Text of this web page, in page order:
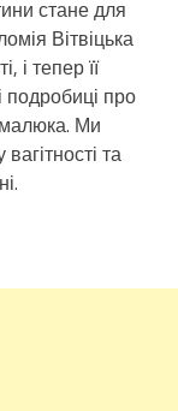
стане для
Вітвіцька
і тепер її
подробиці про
малюка. Ми
та